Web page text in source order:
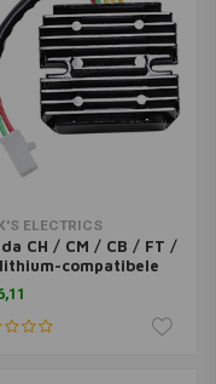
ELECTRICS
CH / CM / CB / FT /
compatibele